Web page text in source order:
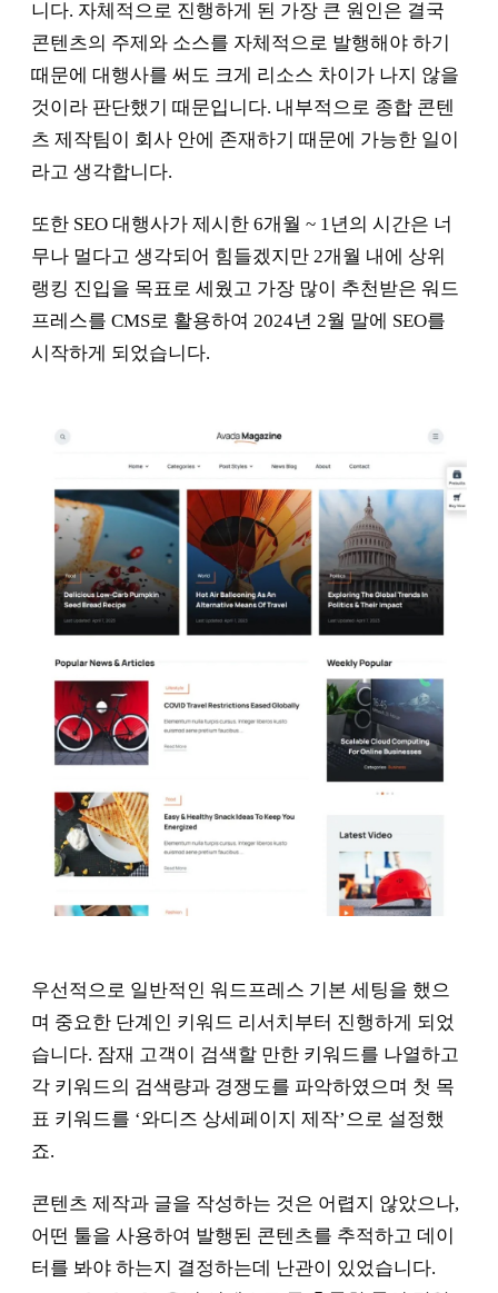
니다. 자체적으로 진행하게 된 가장 큰 원인은 결국
콘텐츠의 주제와 소스를 자체적으로 발행해야 하기
때문에 대행사를 써도 크게 리소스 차이가 나지 않을
것이라 판단했기 때문입니다. 내부적으로 종합 콘텐
츠 제작팀이 회사 안에 존재하기 때문에 가능한 일이
라고 생각합니다.
또한 SEO 대행사가 제시한 6개월 ~ 1년의 시간은 너
무나 멀다고 생각되어 힘들겠지만 2개월 내에 상위
랭킹 진입을 목표로 세웠고 가장 많이 추천받은 워드
프레스를 CMS로 활용하여 2024년 2월 말에 SEO를
시작하게 되었습니다.
우선적으로 일반적인 워드프레스 기본 세팅을 했으
며 중요한 단계인 키워드 리서치부터 진행하게 되었
습니다. 잠재 고객이 검색할 만한 키워드를 나열하고
각 키워드의 검색량과 경쟁도를 파악하였으며 첫 목
표 키워드를 ‘와디즈 상세페이지 제작’으로 설정했
죠.
콘텐츠 제작과 글을 작성하는 것은 어렵지 않았으나,
어떤 툴을 사용하여 발행된 콘텐츠를 추적하고 데이
터를 봐야 하는지 결정하는데 난관이 있었습니다.